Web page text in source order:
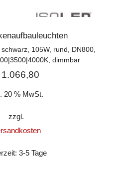
105W, rund, DN800,
dimmbar
20 % MwSt.
zzgl.
3-5 Tage